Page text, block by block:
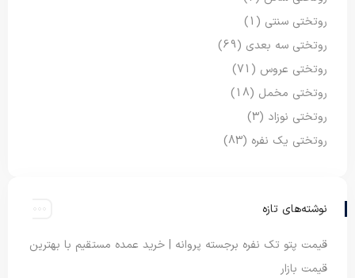
روتختی سنتی (1)
روتختی سه بعدی (69)
روتختی عروس (71)
روتختی مخمل (18)
روتختی نوزاد (3)
روتختی یک نفره (83)
نوشته‌های تازه
قیمت پتو تک نفره برجسته پروانه | خرید عمده مستقیم با بهترین
قیمت بازار